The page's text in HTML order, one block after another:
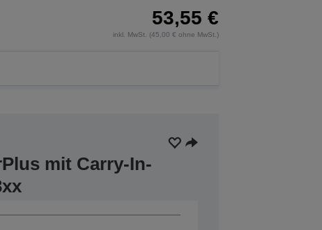
53,55 €
inkl. MwSt. (45,00 € ohne MwSt.)
mit Carry-In-